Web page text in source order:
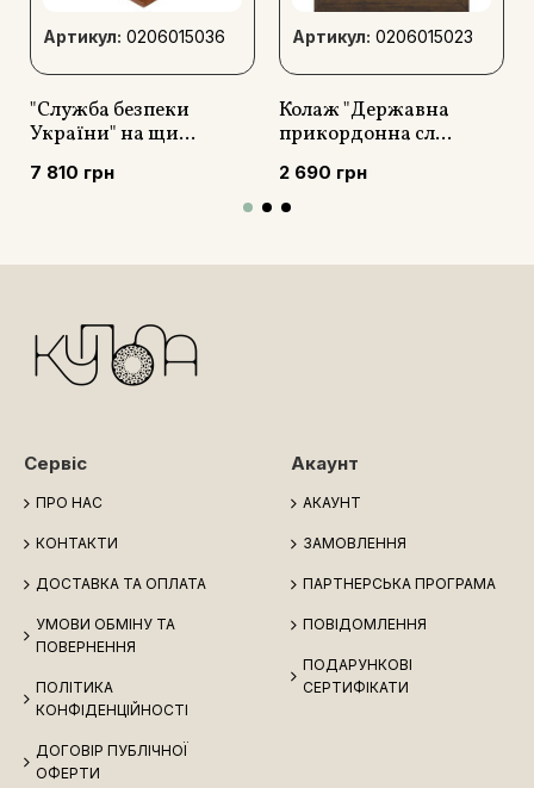
Артикул: 0206015036
"Служба безпеки
України" на щи...
7 810 грн
Артикул: 0206015023
Колаж "Державна
прикордонна сл...
2 690 грн
Сервіс
ПРО НАС
КОНТАКТИ
ДОСТАВКА ТА ОПЛАТА
УМОВИ ОБМІНУ ТА
ПОВЕРНЕННЯ
ПОЛІТИКА
КОНФІДЕНЦІЙНОСТІ
ДОГОВІР ПУБЛІЧНОЇ
ОФЕРТИ
Акаунт
АКАУНТ
ЗАМОВЛЕННЯ
ПАРТНЕРСЬКА ПРОГРАМА
ПОВІДОМЛЕННЯ
ПОДАРУНКОВІ
СЕРТИФІКАТИ